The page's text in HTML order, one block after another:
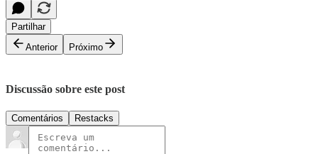
Partilhar
Anterior
Próximo
Discussão sobre este post
Comentários Restacks